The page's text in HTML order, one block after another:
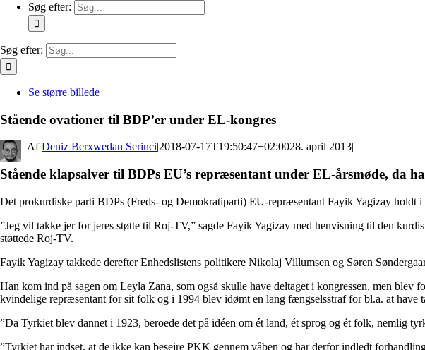
Søg efter:
Søg efter:
Se større billede
Stående ovationer til BDP’er under EL-kongres
By Deniz Berxwedan Serinci|2018-07-17T19:50:47+02:0028. april 2013|
Stående klapsalver til BDPs EU’s repræsentant under EL-årsmøde, da
Det prokurdiske parti BDPs (Freds- og Demokratiparti) EU-repræsentant Fayik Yagizay holdt
”Jeg vil takke jer for jeres støtte til Roj-TV,” sagde Fayik Yagizay med henvisning til den
støttede Roj-TV.
Fayik Yagizay takkede derefter Enhedslistens politikere Nikolaj Villumsen og Søren
Han kom ind på sagen om Leyla Zana, som også skulle have deltaget i kongressen, men
kvindelige repræsentant for sit folk og i 1994 blev idømt en lang fængselsstraf for bl.a. at have
”Da Tyrkiet blev dannet i 1923, beroede det på idéen om ét land, ét sprog og ét folk, nemlig
”Tyrkiet har indset, at de ikke kan besejre PKK gennem våben og har derfor indledt